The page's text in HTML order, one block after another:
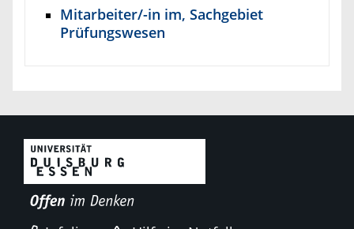
Mitarbeiter/-in im, Sachgebiet
Prüfungswesen